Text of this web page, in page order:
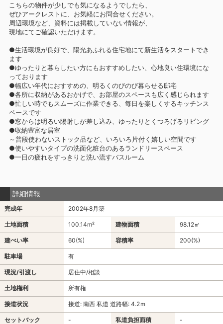
こちらの物件が少しでも気になるようでしたら、
ぜひアークレストに、お気軽にお問合せください。
周辺環境など、資料には掲載していない情報が、
現地にてご確認いただけます。
●生活環境が良好で、陽光あふれる住宅地にて新生活をスタートでき
ます
●ゆったりと暮らしたい方にもおすすめしたい、心地良い住環境にな
っております
●幅広い年代におすすめの、明るくのびのび暮らせる邸宅
●各所に収納があるおかげで、お部屋のスペースも広く感じられます
●忙しい時でもスムーズに作業できる、毎日を楽しくするキッチンス
ペースです
●窓からは明るい陽射しが差し込み、ゆったりとくつろげるリビング
●収納豊富な居室
～普段使わないストック品など、いろいろ片付く嬉しい空間です
●使いやすいタイプの洗面化粧台のあるランドリースペース
●一日の疲れをすっきりと洗い流すバスルーム
詳細情報
完成年 2002年8月築
土地面積 100.14m² 建物面積 98.12㎡
建ぺい率 60(%) 容積率 200(%)
駐車場 有
現況/引渡し 居住中/相談
土地権利 所有権
接道状況 接道: 南西 私道 道路幅: 4.2ｍ
セットバック - 私道負担面積 -